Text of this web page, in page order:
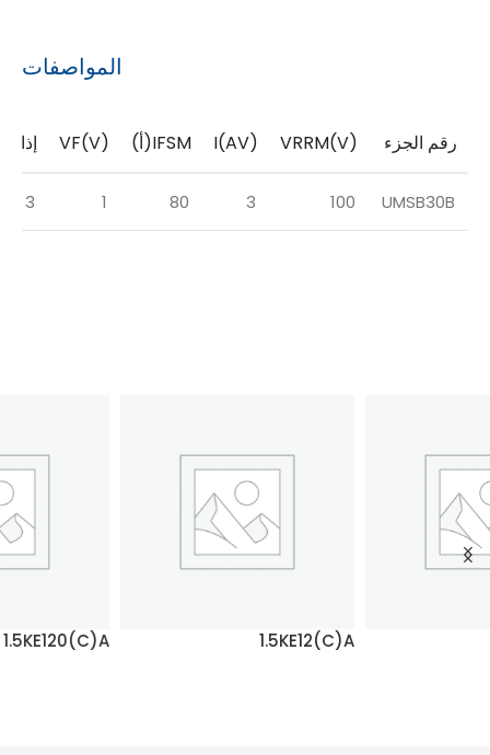
المواصفات
رقم الجزء VRRM(V)
I(AV) IFSM(أ) VF(V) إذا (V)
UMSB30B
100
3
80
1
3